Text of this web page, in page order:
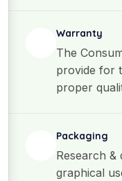
Warranty
The
provide for
proper
Packaging
Research
graphical